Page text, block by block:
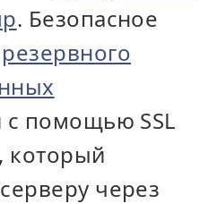
. Безопасное
резервного
с помощью SSL
который
через